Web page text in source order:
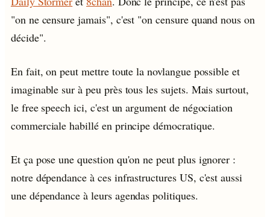
"on ne censure jamais", c'est "on censure quand nous on
décide".
En fait, on peut mettre toute la novlangue possible et
imaginable sur à peu près tous les sujets. Mais surtout,
le free speech ici, c'est un argument de négociation
commerciale habillé en principe démocratique.
Et ça pose une question qu'on ne peut plus ignorer :
notre dépendance à ces infrastructures US, c'est aussi
une dépendance à leurs agendas politiques.